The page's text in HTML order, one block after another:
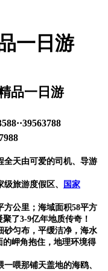
一日游
品一日游
天由可爱的司机、导游
级旅游度假区、
国家
公里；海域面积58平方
了3-9亿年地质传奇！
砂匀布，平缓洁净，海水
岬角抱住，地理环境得
喂那铺天盖地的海鸥、